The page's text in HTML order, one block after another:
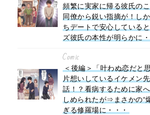
頻繁に実家に帰る彼氏の
同僚から鋭い指摘が！し
ちデートで安心している
ズ彼氏の本性が明らかに・
Comic
＜後編＞「叶わぬ恋だと
片想いしているイケメン
話！？看病するために家
しめられたが⇒まさかの“
ぎる修羅場に・・・